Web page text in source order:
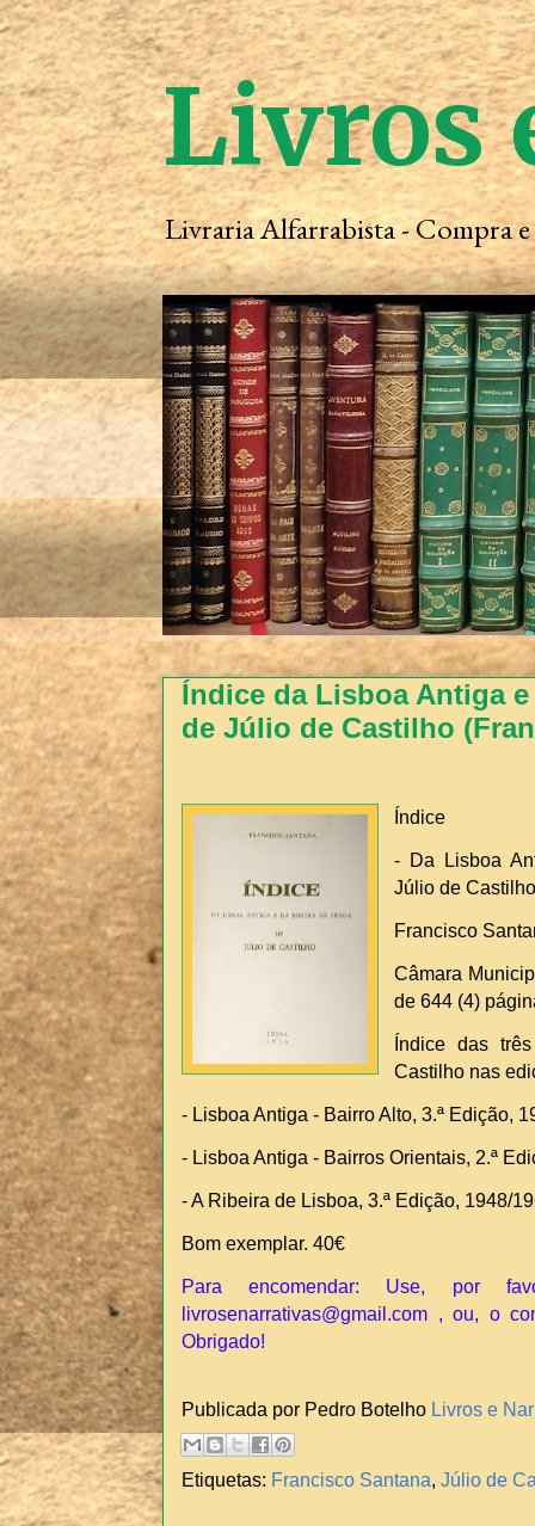
Livros
Livraria Alfarrabista - Compra
Índice da Lisboa Antiga
de Júlio de Castilho
Índice
- Da Lisboa
Júlio de
Francisco
Câmara
de 644 (4)
Índice das
Castilho nas
- Lisboa Antiga - Bairro Alto, 3.ª Edição,
- Lisboa Antiga - Bairros Orientais, 2.ª
- A Ribeira de Lisboa, 3.ª Edição, 1948/
Bom exemplar. 40€
Para encomendar: Use, por
livrosenarrativas@gmail.com , ou, o
Obrigado!
Publicada por Pedro Botelho Livros e
Etiquetas: Francisco Santana Júlio de